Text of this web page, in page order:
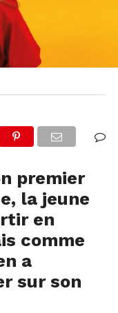
premier
la jeune
en
comme
a
sur son